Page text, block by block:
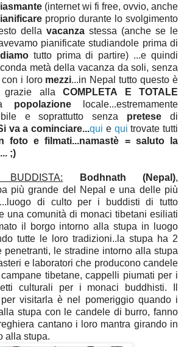
(internet wi fi free, ovvio, anche
proprio durante lo svolgimento
della vacanza stessa (anche se le
pianificate studiandole prima di
tutto prima di partire) ...e quindi
metà della vacanza da soli, senza
con i loro mezzi...in Nepal tutto questo è
grazie alla COMPLETA E TOTALE
popolazione locale...estremamente
e soprattutto senza pretese di
va a cominciare...qui e qui trovate tutti
foto e filmati...namastè = saluto la
;)
BUDDISTA: Bodhnath (Nepal),
più grande del Nepal e una delle più
di culto per i buddisti di tutto
una comunità di monaci tibetani esiliati
il borgo intorno alla stupa in luogo
tutte le loro tradizioni..la stupa ha 2
penetranti, le stradine intorno alla stupa
e laboratori che producono candele
tibetane, cappelli piumati per i
culturali per i monaci buddhisti. Il
visitarla è nel pomeriggio quando i
stupa con le candele di burro, fanno
cantano i loro mantra girando in
alla stupa.